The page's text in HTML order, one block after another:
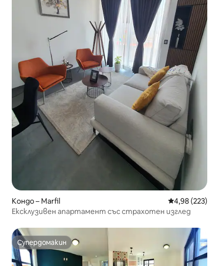
Кондо – Marfil Средна
4,98 (223)
Ексклузивен апартамент със страхотен изглед
Супердомакин
Супердомакин